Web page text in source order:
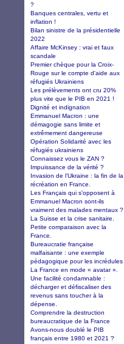
?
Banques centrales, vertu et
inflation !
Bilan sinistre de la présidentielle
2022
Affaire McKinsey : vrai et faux
scandale
Premier chèque pour la Croix-
Rouge sur le compte d'aide aux
réfugiés Ukrainiens
Les prélèvements ont cru 20%
plus vite que le PIB en 2021 !
Dignité et indignation
Emmanuel Macron : une
démagogie sans limite et
extrêmement dangereuse
Opération Solidarité avec les
réfugiés ukrainiens
Connaissez vous le ZAN ?
Impuissance de la vérité ?
Invasion de l’Ukraine : la fin de la
récréation en France.
Les Français qui s'opposent à
Emmanuel Macron sont-ils
vraiment des malades mentaux ?
La Suisse et la crise sanitaire.
Petite comparaison avec la
France.
Bureaucratie française
malfaisante : une exemple
pédagogique pour les incrédules
La France en mode « avatar ».
Une facilité condamnable :
décharger et défiscaliser des
revenus sans toucher à la
dépense.
Comprendre la destruction
bureaucratique de la France
Avons-nous doublé le PIB
français entre 1980 et 2021 ?